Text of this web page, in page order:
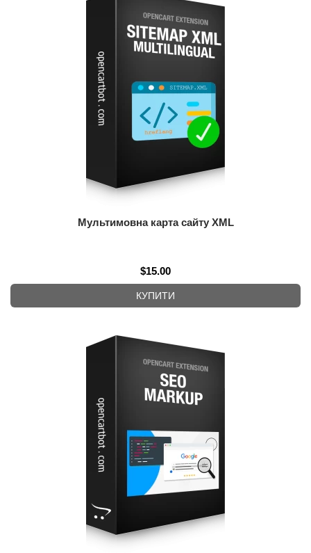
Мультимовна карта сайту XML
$15.00
КУПИТИ